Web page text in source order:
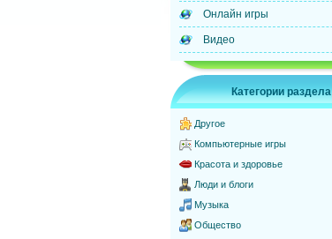
Онлайн игры
Видео
Категории раздела
Другое
Компьютерные игры
Красота и здоровье
Люди и блоги
Музыка
Общество